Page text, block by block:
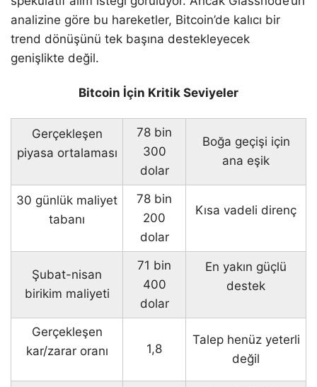
analizine göre bu hareketler, Bitcoin’de kalıcı bir
trend dönüşünü tek başına destekleyecek
genişlikte değil.
Bitcoin İçin Kritik Seviyeler
Gerçekleşen
piyasa ortalaması
78 bin
300
dolar
Boğa geçişi için
ana eşik
30 günlük maliyet
tabanı
78 bin
200
dolar
Kısa vadeli direnç
Şubat-nisan
birikim maliyeti
71 bin
400
dolar
En yakın güçlü
destek
Gerçekleşen
kar/zarar oranı
1,8
Talep henüz yeterli
değil